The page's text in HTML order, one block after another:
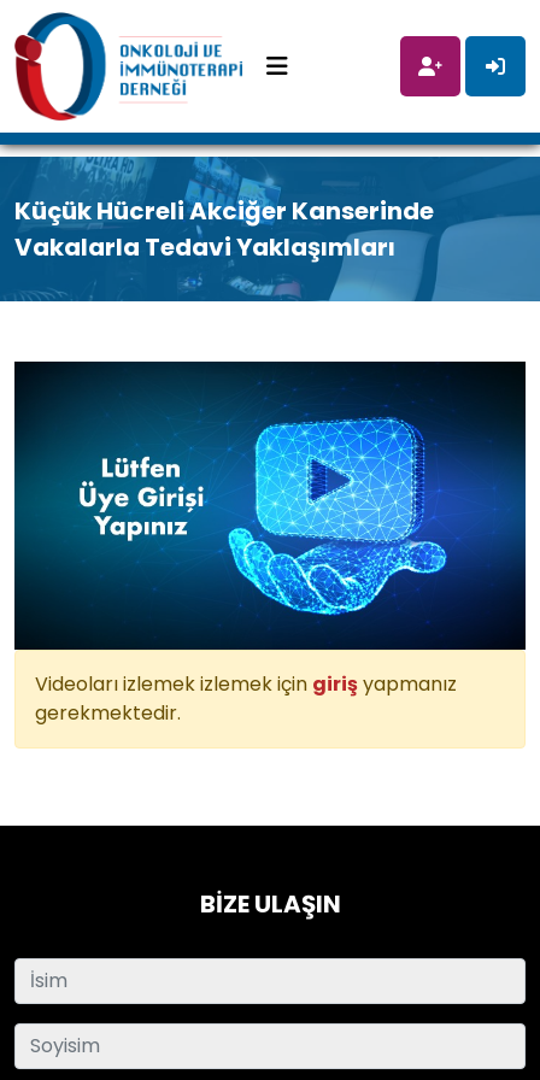
Küçük Hücreli Akciğer Kanserinde
Vakalarla Tedavi Yaklaşımları
Videoları izlemek izlemek için girişyapmanız
gerekmektedir.
BİZE ULAŞIN